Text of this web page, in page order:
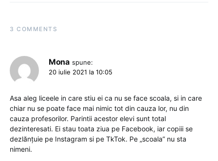
3 COMMENTS
Mona spune:
20 iulie 2021 la 10:05
Asa aleg liceele in care stiu ei ca nu se face scoala, si in care
chiar nu se poate face mai nimic tot din cauza lor, nu din
cauza profesorilor. Parintii acestor elevi sunt total
dezinteresati. Ei stau toata ziua pe Facebook, iar copiii se
dezlănțuie pe Instagram si pe TkTok. Pe „scoala” nu sta
nimeni.